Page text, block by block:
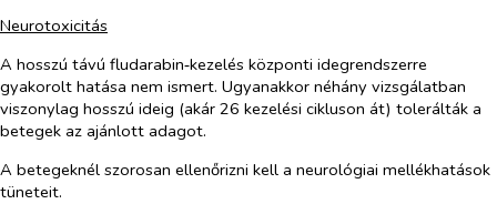
Neurotoxicitás
A hosszú távú fludarabin‑kezelés központi idegrendszerre
gyakorolt hatása nem ismert. Ugyanakkor néhány vizsgálatban
viszonylag hosszú ideig (akár 26 kezelési cikluson át) tolerálták a
betegek az ajánlott adagot.
A betegeknél szorosan ellenőrizni kell a neurológiai mellékhatások
tüneteit.